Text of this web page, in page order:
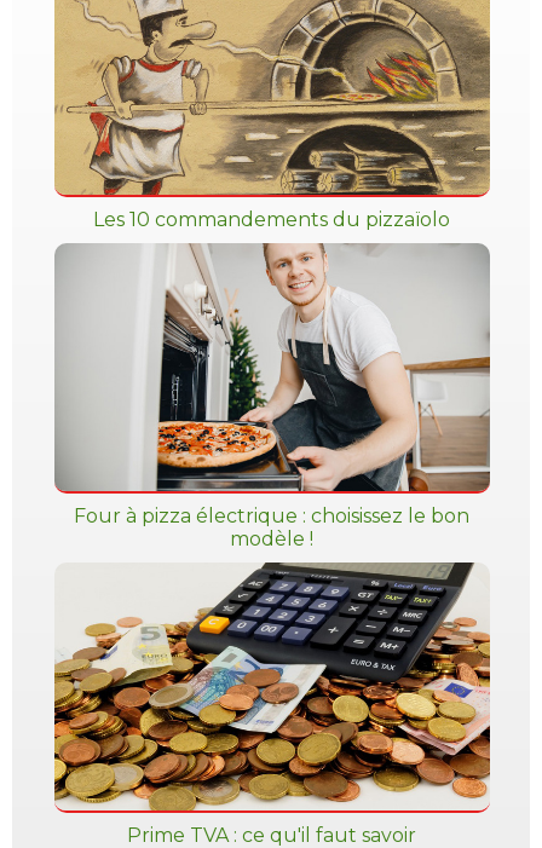
Les 10 commandements du pizzaïolo
Four à pizza électrique : choisissez le bon
modèle !
Prime TVA : ce qu'il faut savoir